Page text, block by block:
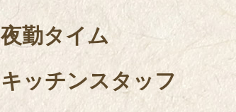
夜勤タイム
キッチンスタッフ